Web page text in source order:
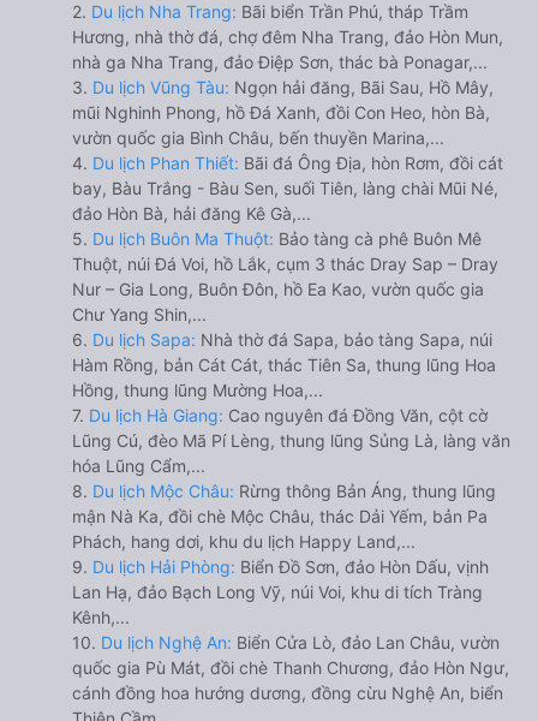
2. Du lịch Nha Trang: Bãi biển Trần Phú, tháp Trầm
Hương, nhà thờ đá, chợ đêm Nha Trang, đảo Hòn Mun,
nhà ga Nha Trang, đảo Điệp Sơn, thác bà Ponagar,...
3. Du lịch Vũng Tàu: Ngọn hải đăng, Bãi Sau, Hồ Mây,
mũi Nghinh Phong, hồ Đá Xanh, đồi Con Heo, hòn Bà,
vườn quốc gia Bình Châu, bến thuyền Marina,...
4. Du lịch Phan Thiết: Bãi đá Ông Địa, hòn Rơm, đồi cát
bay, Bàu Trắng - Bàu Sen, suối Tiên, làng chài Mũi Né,
đảo Hòn Bà, hải đăng Kê Gà,...
5. Du lịch Buôn Ma Thuột: Bảo tàng cà phê Buôn Mê
Thuột, núi Đá Voi, hồ Lắk, cụm 3 thác Dray Sap – Dray
Nur – Gia Long, Buôn Đôn, hồ Ea Kao, vườn quốc gia
Chư Yang Shin,...
6. Du lịch Sapa: Nhà thờ đá Sapa, bảo tàng Sapa, núi
Hàm Rồng, bản Cát Cát, thác Tiên Sa, thung lũng Hoa
Hồng, thung lũng Mường Hoa,...
7. Du lịch Hà Giang: Cao nguyên đá Đồng Văn, cột cờ
Lũng Cú, đèo Mã Pí Lèng, thung lũng Sủng Là, làng văn
hóa Lũng Cẩm,...
8. Du lịch Mộc Châu: Rừng thông Bản Áng, thung lũng
mận Nà Ka, đồi chè Mộc Châu, thác Dải Yếm, bản Pa
Phách, hang dơi, khu du lịch Happy Land,...
9. Du lịch Hải Phòng: Biển Đồ Sơn, đảo Hòn Dấu, vịnh
Lan Hạ, đảo Bạch Long Vỹ, núi Voi, khu di tích Tràng
Kênh,...
10. Du lịch Nghệ An: Biển Cửa Lò, đảo Lan Châu, vườn
quốc gia Pù Mát, đồi chè Thanh Chương, đảo Hòn Ngư,
cánh đồng hoa hướng dương, đồng cừu Nghệ An, biển